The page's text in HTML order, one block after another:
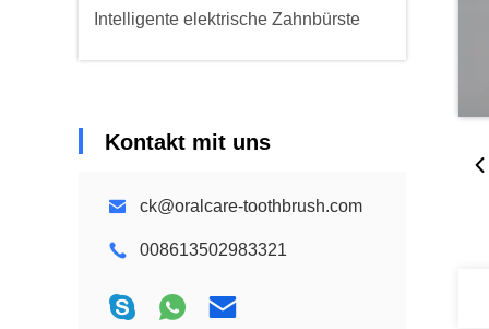
Intelligente elektrische Zahnbürste
Kontakt mit uns
ck@oralcare-toothbrush.com
008613502983321